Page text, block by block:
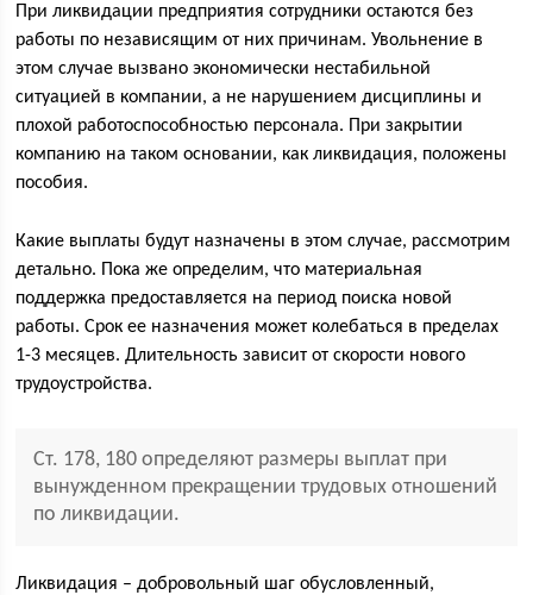
При ликвидации предприятия сотрудники остаются без
работы по независящим от них причинам. Увольнение в
этом случае вызвано экономически нестабильной
ситуацией в компании, а не нарушением дисциплины и
плохой работоспособностью персонала. При закрытии
компанию на таком основании, как ликвидация, положены
пособия.
Какие выплаты будут назначены в этом случае, рассмотрим
детально. Пока же определим, что материальная
поддержка предоставляется на период поиска новой
работы. Срок ее назначения может колебаться в пределах
1-3 месяцев. Длительность зависит от скорости нового
трудоустройства.
Ст. 178, 180 определяют размеры выплат при
вынужденном прекращении трудовых отношений
по ликвидации.
Ликвидация – добровольный шаг обусловленный,